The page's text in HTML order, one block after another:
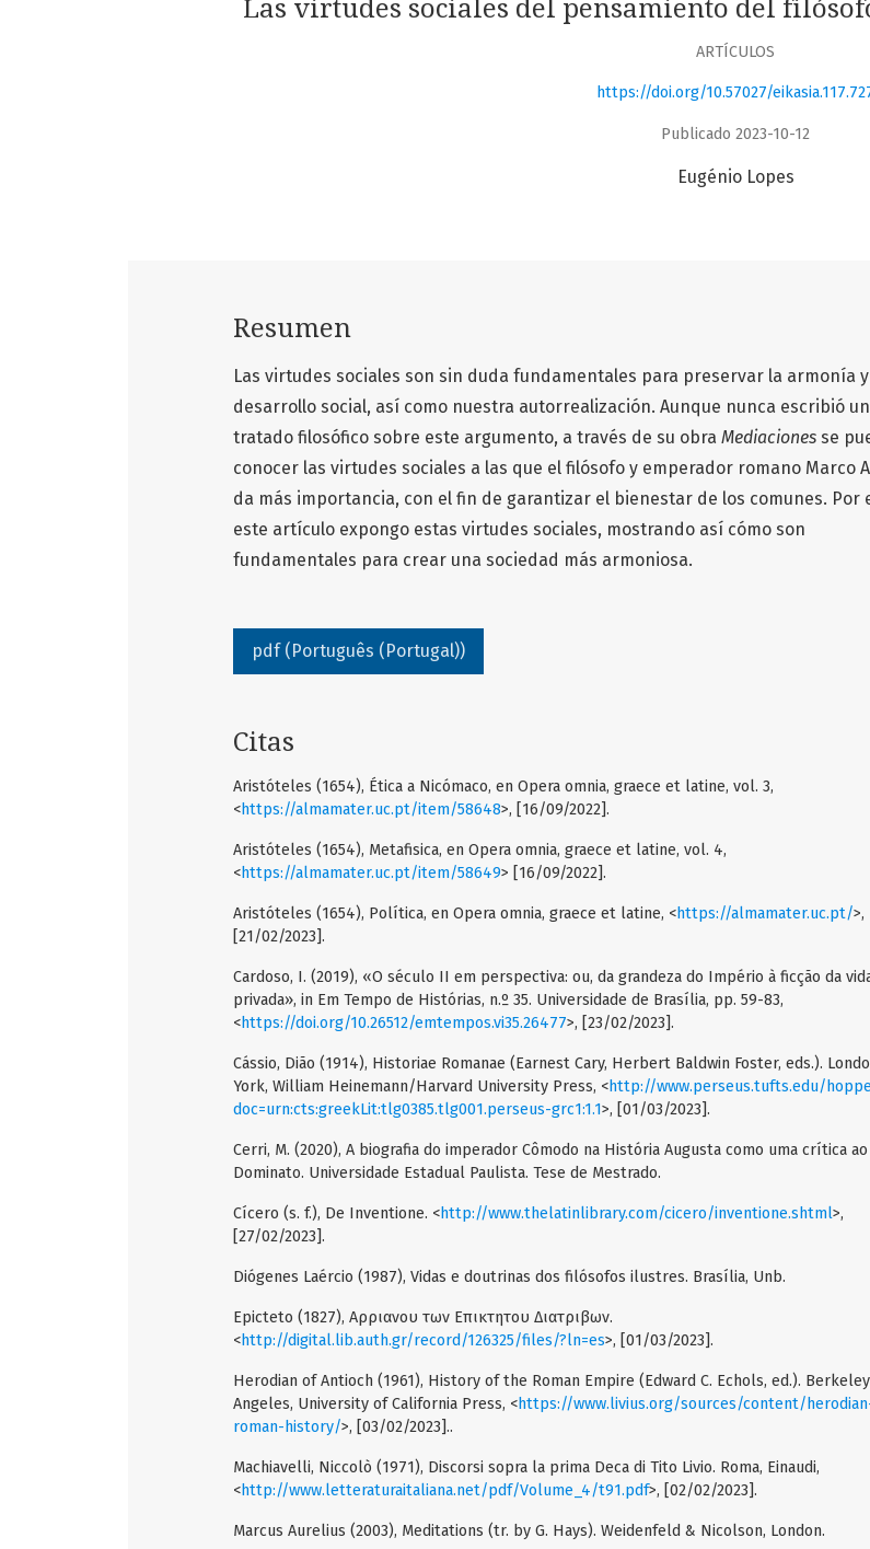
Las virtudes sociales del pensamiento del
ARTÍCULOS
https://doi.org/10.57027/
Publicado 2023-10-12
Eugénio Lopes
Resumen
Las virtudes sociales son sin duda fundamentales para preservar la armonía
desarrollo social, así como nuestra autorrealización. Aunque nunca escribió un
tratado filosófico sobre este argumento, a través de su obra Mediaciones se
conocer las virtudes sociales a las que el filósofo y emperador romano Marco
da más importancia, con el fin de garantizar el bienestar de los comunes. Por
este artículo expongo estas virtudes sociales, mostrando así cómo son
fundamentales para crear una sociedad más armoniosa.
pdf (Português (Portugal))
Citas
Aristóteles (1654), Ética a Nicómaco, en Opera omnia, graece et latine, vol. 3,
<https://almamater.uc.pt/item/58648>, [16/09/2022].
Aristóteles (1654), Metafisica, en Opera omnia, graece et latine, vol. 4,
<https://almamater.uc.pt/item/58649> [16/09/2022].
Aristóteles (1654), Política, en Opera omnia, graece et latine, <https://almamater.uc.pt/>,
[21/02/2023].
Cardoso, I. (2019), «O século II em perspectiva: ou, da grandeza do Império à ficção da
privada», in Em Tempo de Histórias, n.º 35. Universidade de Brasília, pp. 59-83,
<https://doi.org/10.26512/emtempos.vi35.26477>, [23/02/2023].
Cássio, Dião (1914), Historiae Romanae (Earnest Cary, Herbert Baldwin Foster, eds.).
York, William Heinemann/Harvard University Press, <http://www.perseus.tufts.edu/
doc=urn:cts:greekLit:tlg0385.tlg001.perseus-grc1:1.1>, [01/03/2023].
Cerri, M. (2020), A biografia do imperador Cômodo na História Augusta como uma crítica ao
Dominato. Universidade Estadual Paulista. Tese de Mestrado.
Cícero (s. f.), De Inventione. <http://www.thelatinlibrary.com/cicero/inventione.shtml>,
[27/02/2023].
Diógenes Laércio (1987), Vidas e doutrinas dos filósofos ilustres. Brasília, Unb.
Epicteto (1827), Αρριανου των Επικτητου Διατριβων.
<http://digital.lib.auth.gr/record/126325/files/?ln=es>, [01/03/2023].
Herodian of Antioch (1961), History of the Roman Empire (Edward C. Echols, ed.).
Angeles, University of California Press, <https://www.livius.org/sources/content/
roman-history/>, [03/02/2023]..
Machiavelli, Niccolò (1971), Discorsi sopra la prima Deca di Tito Livio. Roma, Einaudi,
<http://www.letteraturaitaliana.net/pdf/Volume_4/t91.pdf>, [02/02/2023].
Marcus Aurelius (2003), Meditations (tr. by G. Hays). Weidenfeld & Nicolson, London.